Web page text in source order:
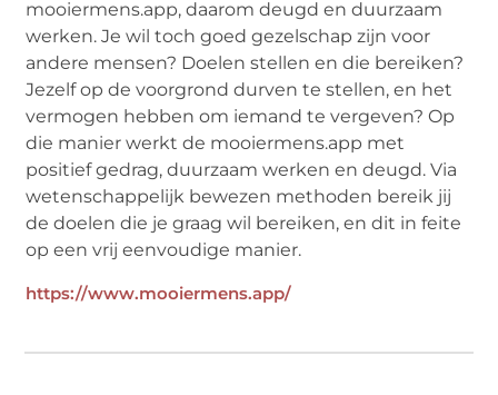
mooiermens.app, daarom deugd en duurzaam
werken. Je wil toch goed gezelschap zijn voor
andere mensen? Doelen stellen en die bereiken?
Jezelf op de voorgrond durven te stellen, en het
vermogen hebben om iemand te vergeven? Op
die manier werkt de mooiermens.app met
positief gedrag, duurzaam werken en deugd. Via
wetenschappelijk bewezen methoden bereik jij
de doelen die je graag wil bereiken, en dit in feite
op een vrij eenvoudige manier.
https://www.mooiermens.app/